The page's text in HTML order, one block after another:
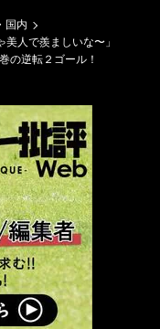
国内
人で羨ましいな〜」
の逆転２ゴール！